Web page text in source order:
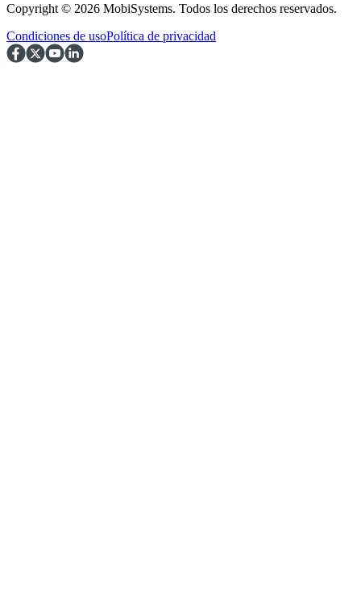
Copyright © 2026 MobiSystems. Todos los derechos reservados.
Condiciones de usoPolítica de privacidad